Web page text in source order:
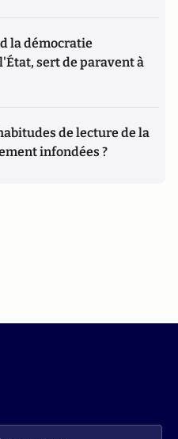
la démocratie
sert de paravent à
de lecture de la
infondées ?